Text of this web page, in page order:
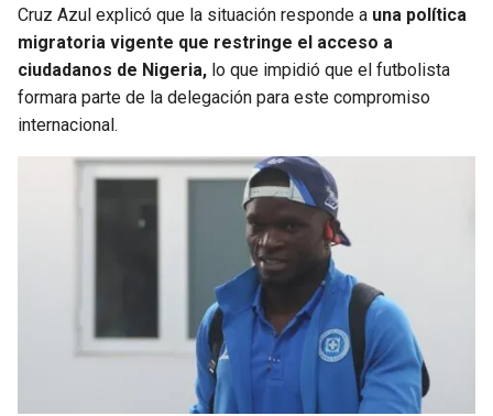
PACKERS
VIKINGS
FALCONS
TIMBERWOLVES
THUNDER
TRAIL BLAZERS
Cruz Azul explicó que la situación responde a una política
migratoria vigente que restringe el acceso a
ciudadanos de Nigeria, lo que impidió que el futbolista
formara parte de la delegación para este compromiso
internacional.